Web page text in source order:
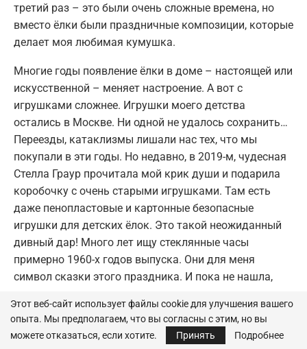
третий раз – это были очень сложные времена, но
вместо ёлки были праздничные композиции, которые
делает моя любимая кумушка.
Многие годы появление ёлки в доме – настоящей или
искусственной – меняет настроение. А вот с
игрушками сложнее. Игрушки моего детства
остались в Москве. Ни одной не удалось сохранить…
Переезды, катаклизмы лишали нас тех, что мы
покупали в эти годы. Но недавно, в 2019-м, чудесная
Стелла Граур прочитала мой крик души и подарила
коробочку с очень старыми игрушками. Там есть
даже пенопластовые и картонные безопасные
игрушки для детских ёлок. Это такой неожиданный
дивный дар! Много лет ищу стеклянные часы
примерно 1960-х годов выпуска. Они для меня
символ сказки этого праздника. И пока не нашла,
Этот веб-сайт использует файлы cookie для улучшения вашего
опыта. Мы предполагаем, что вы согласны с этим, но вы
можете отказаться, если хотите.
Принять Подробнее